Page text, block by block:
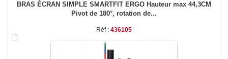
BRAS ÉCRAN SIMPLE SMARTFIT ERGO Hauteur max 44,3CM
Pivot de 180°, rotation de...
Réf : 436105